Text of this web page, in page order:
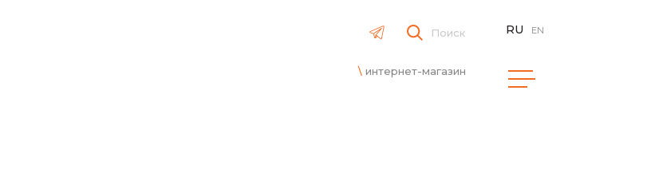
Поиск
интернет-магазин
RU EN